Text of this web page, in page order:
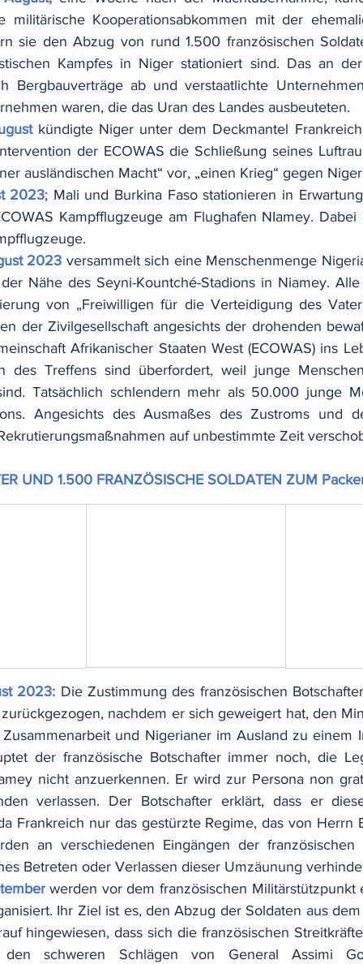
militärische Kooperationsabkommen mit der
sie den Abzug von rund 1.500 französischen
Kampfes in Niger stationiert sind. Das an
Bergbauverträge ab und verstaatlichte
waren, die das Uran des Landes ausbeuteten.
kündigte Niger unter dem Deckmantel
der ECOWAS die Schließung seines
ausländischen Macht“ vor, „einen Krieg“ gegen
2023; Mali und Burkina Faso stationieren in
Kampfflugzeuge am Flughafen NIamey.
2023 versammelt sich eine Menschenmenge
Nähe des Seyni-Kountché-Stadions in Niamey.
von „Freiwilligen für die Verteidigung des
der Zivilgesellschaft angesichts der drohenden
Afrikanischer Staaten West (ECOWAS) ins
des Treffens sind überfordert, weil junge
Tatsächlich schlendern mehr als 50.000 junge
Angesichts des Ausmaßes des Zustroms und
auf unbestimmte Zeit
UND 1.500 FRANZÖSISCHE SOLDATEN ZUM
2023: Die Zustimmung des französischen
nachdem er sich geweigert hat, den
und Nigerianer im Ausland zu einem
der französische Botschafter immer noch, die
nicht anzuerkennen. Er wird zur Persona non
verlassen. Der Botschafter erklärt, dass er
Frankreich nur das gestürzte Regime, das von Herrn
an verschiedenen Eingängen der französischen
Betreten oder Verlassen dieser Umzäunung
werden vor dem französischen Militärstützpunkt
Ihr Ziel ist es, den Abzug der Soldaten aus
hingewiesen, dass sich die französischen
schweren Schlägen von General Assimi